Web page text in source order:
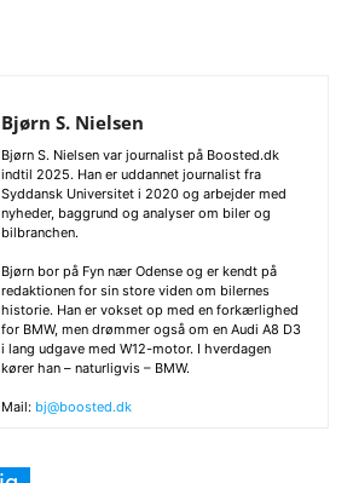
Bjørn S. Nielsen
Bjørn S. Nielsen var journalist på Boosted.dk
indtil 2025. Han er uddannet journalist fra
Syddansk Universitet i 2020 og arbejder med
nyheder, baggrund og analyser om biler og
bilbranchen.
Bjørn bor på Fyn nær Odense og er kendt på
redaktionen for sin store viden om bilernes
historie. Han er vokset op med en forkærlighed
for BMW, men drømmer også om en Audi A8 D3
i lang udgave med W12-motor. I hverdagen
kører han – naturligvis – BMW.
Mail: bj@boosted.dk